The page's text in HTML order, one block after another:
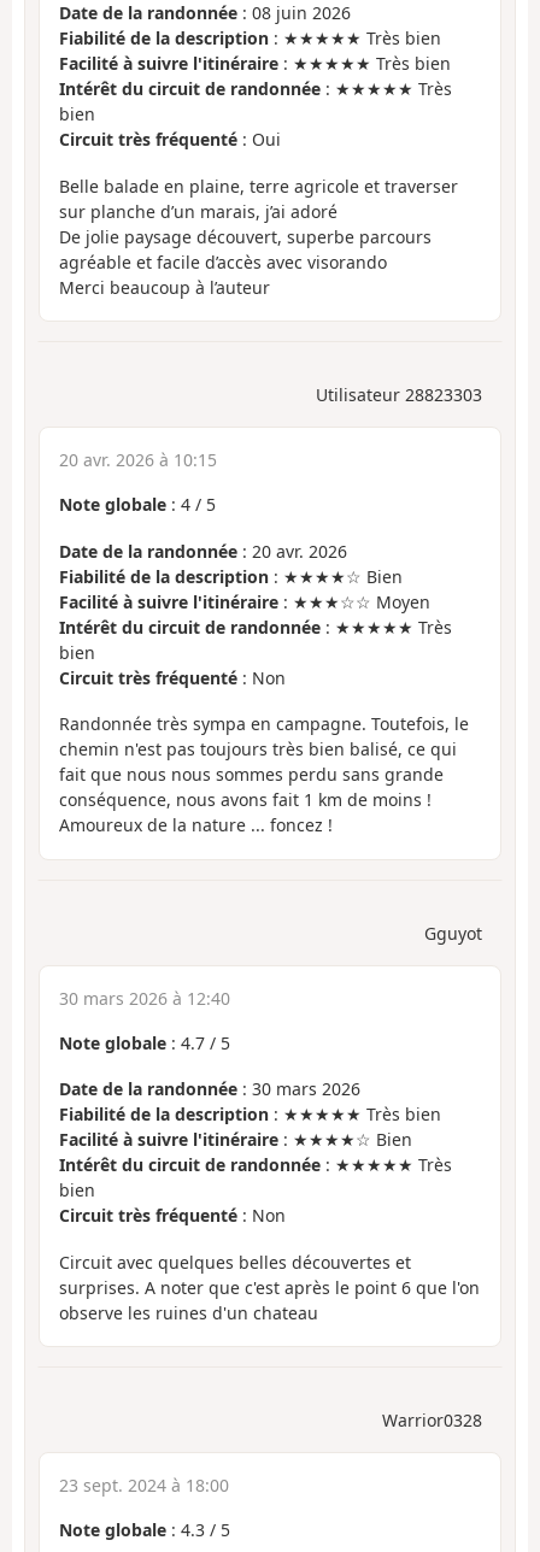
Date de la randonnée : 08 juin 2026
Fiabilité de la description : ★★★★★ Très bien
Facilité à suivre l'itinéraire : ★★★★★ Très bien
Intérêt du circuit de randonnée : ★★★★★ Très
bien
Circuit très fréquenté : Oui
Belle balade en plaine, terre agricole et traverser
sur planche d’un marais, j’ai adoré
De jolie paysage découvert, superbe parcours
agréable et facile d’accès avec visorando
Merci beaucoup à l’auteur
Utilisateur 28823303
20 avr. 2026 à 10:15
Note globale : 4 / 5
Date de la randonnée : 20 avr. 2026
Fiabilité de la description : ★★★★☆ Bien
Facilité à suivre l'itinéraire : ★★★☆☆ Moyen
Intérêt du circuit de randonnée : ★★★★★ Très
bien
Circuit très fréquenté : Non
Randonnée très sympa en campagne. Toutefois, le
chemin n'est pas toujours très bien balisé, ce qui
fait que nous nous sommes perdu sans grande
conséquence, nous avons fait 1 km de moins !
Amoureux de la nature ... foncez !
Gguyot
30 mars 2026 à 12:40
Note globale : 4.7 / 5
Date de la randonnée : 30 mars 2026
Fiabilité de la description : ★★★★★ Très bien
Facilité à suivre l'itinéraire : ★★★★☆ Bien
Intérêt du circuit de randonnée : ★★★★★ Très
bien
Circuit très fréquenté : Non
Circuit avec quelques belles découvertes et
surprises. A noter que c'est après le point 6 que l'on
observe les ruines d'un chateau
Warrior0328
23 sept. 2024 à 18:00
Note globale : 4.3 / 5